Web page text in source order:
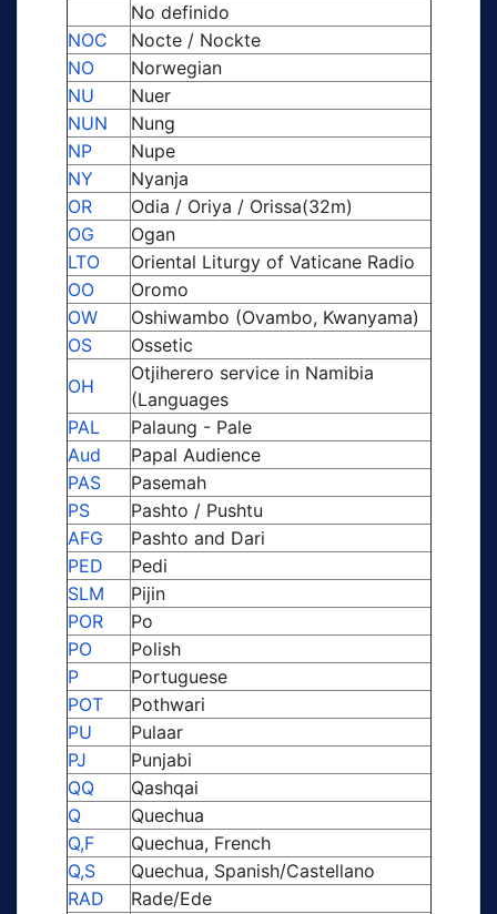
No definido
NOC
Nocte / Nockte
NO
Norwegian
NU
Nuer
NUN
Nung
NP
Nupe
NY
Nyanja
OR
Odia / Oriya / Orissa(32m)
OG
Ogan
LTO
Oriental Liturgy of Vaticane Radio
OO
Oromo
OW
Oshiwambo (Ovambo, Kwanyama)
OS
Ossetic
OH
Otjiherero service in Namibia
(Languages
PAL
Palaung - Pale
Aud
Papal Audience
PAS
Pasemah
PS
Pashto / Pushtu
AFG
Pashto and Dari
PED
Pedi
SLM
Pijin
POR
Po
PO
Polish
P
Portuguese
POT
Pothwari
PU
Pulaar
PJ
Punjabi
QQ
Qashqai
Q
Quechua
Q,F
Quechua, French
Q,S
Quechua, Spanish/Castellano
RAD
Rade/Ede